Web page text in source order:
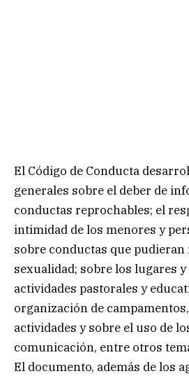
El Código de Conducta
generales sobre el deber de
conductas reprochables; el
intimidad de los menores y
sobre conductas que
sexualidad; sobre los lugares
actividades pastorales y
organización de
actividades y sobre el uso de
comunicación, entre otros
El documento, además de los